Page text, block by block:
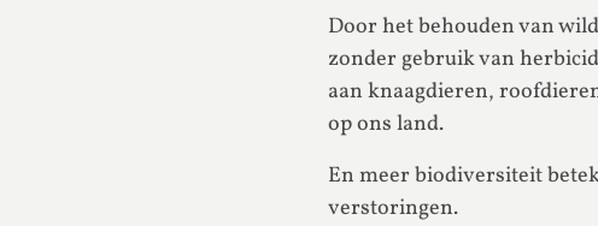
Door het behouden van
zonder gebruik van
aan knaagdieren,
op ons land.
En meer biodiversiteit
verstoringen.